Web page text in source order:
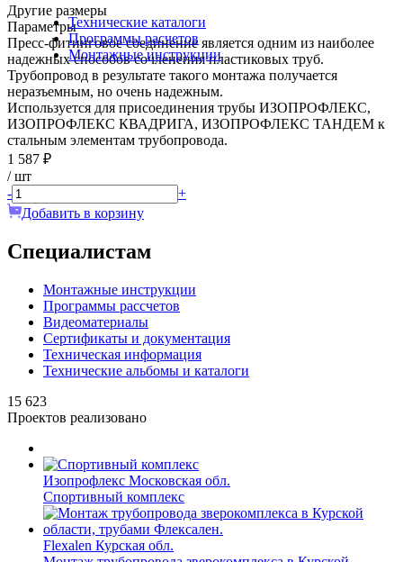
Технические каталоги
Программы расчетов
Монтажные инструкции
Другие размеры
Параметры
Пресс-фитинговое соединение является одним из наиболее
надежных способов сочленения пластиковых труб.
Трубопровод в результате такого монтажа получается
неразъемным, но очень надежным.
Используется для присоединения трубы ИЗОПРОФЛЕКС,
ИЗОПРОФЛЕКС КВАДРИГА, ИЗОПРОФЛЕКС ТАНДЕМ к
стальным элементам трубопровода.
1 587 ₽
/ шт
-
+
Добавить в корзину
Специалистам
Монтажные инструкции
Программы рассчетов
Видеоматериалы
Сертификаты и документация
Техническая информация
Технические альбомы и каталоги
15 623
Проектов реализовано
Изопрофлекс Московская обл.
Спортивный комплекс
Flexalen Курская обл.